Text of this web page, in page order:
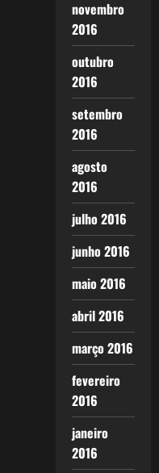
novembro
2016
outubro
2016
setembro
2016
agosto
2016
julho 2016
junho 2016
maio 2016
abril 2016
março 2016
fevereiro
2016
janeiro
2016